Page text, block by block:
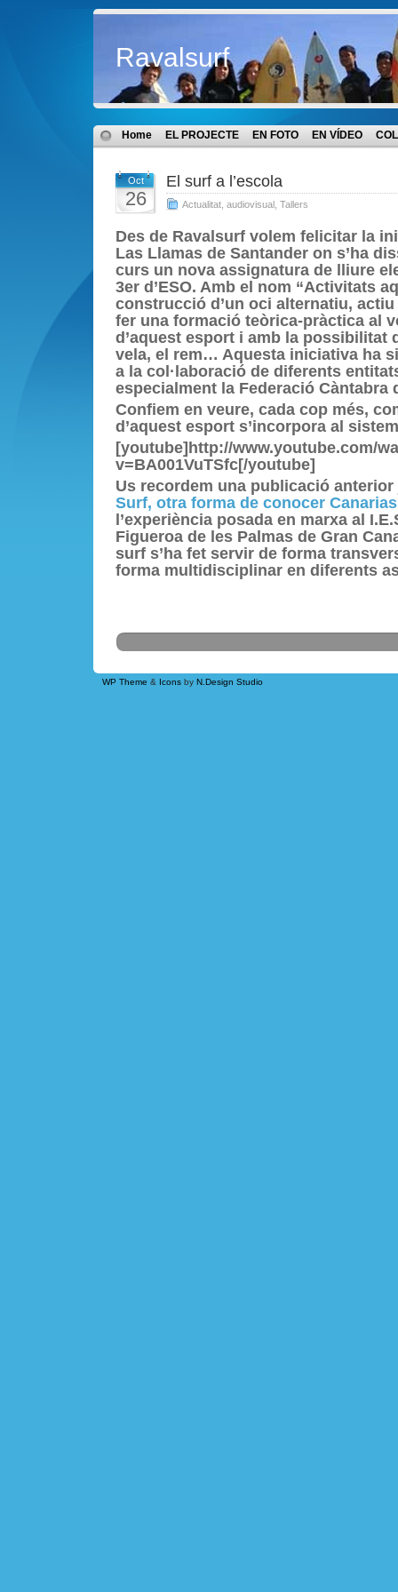
Ravalsurf
Home EL PROJECTE EN FOTO EN VÍDEO
Oct
26
El surf a l’escola
Actualitat audiovisual Tallers
Des de Ravalsurf volem felicitar la
Las Llamas de Santander on s’ha
curs un nova assignatura de lliure
3er d’ESO. Amb el nom “Activitats
construcció d’un oci alternatiu,
fer una formació teòrica-pràctica al
d’aquest esport i amb la possibilitat
vela, el rem… Aquesta iniciativa ha
a la col·laboració de diferents
especialment la Federació Càntabra
Confiem en veure, cada cop més,
d’aquest esport s’incorpora al
[youtube]http://www.youtube.com/
v=BA001VuTSfc[/youtube]
Us recordem una publicació anterior
Surf, otra forma de conocer Canarias
l’experiència posada en marxa al
Figueroa de les Palmas de Gran
surf s’ha fet servir de forma
forma multidisciplinar en diferents
WP Theme & Icons by N.Design Studio